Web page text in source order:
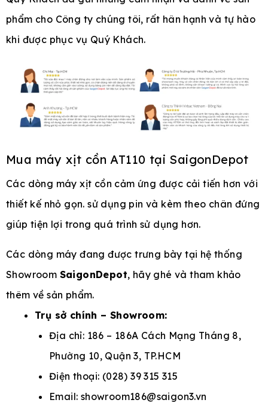
phẩm cho Công ty chúng tôi, rất hân hạnh và tự hào
khi được phục vụ Quý Khách.
Mua máy xịt cồn AT110 tại SaigonDepot
Các dòng máy xịt cồn cảm ứng được cải tiến hơn với
thiết kế nhỏ gọn. sử dụng pin và kèm theo chân đứng
giúp tiện lợi trong quá trình sử dụng hơn.
Các dòng máy đang được trưng bày tại hệ thống
Showroom SaigonDepot, hãy ghé và tham khảo
thêm về sản phẩm.
Trụ sở chính – Showroom:
Địa chỉ: 186 – 186A Cách Mạng Tháng 8,
Phường 10, Quận 3, TP.HCM
Điện thoại: (028) 39 315 315
Email: showroom186@saigon3.vn